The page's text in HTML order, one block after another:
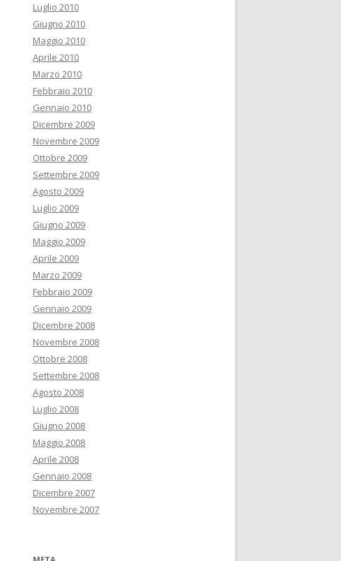
Luglio 2010
Giugno 2010
Maggio 2010
Aprile 2010
Marzo 2010
Febbraio 2010
Gennaio 2010
Dicembre 2009
Novembre 2009
Ottobre 2009
Settembre 2009
Agosto 2009
Luglio 2009
Giugno 2009
Maggio 2009
Aprile 2009
Marzo 2009
Febbraio 2009
Gennaio 2009
Dicembre 2008
Novembre 2008
Ottobre 2008
Settembre 2008
Agosto 2008
Luglio 2008
Giugno 2008
Maggio 2008
Aprile 2008
Gennaio 2008
Dicembre 2007
Novembre 2007